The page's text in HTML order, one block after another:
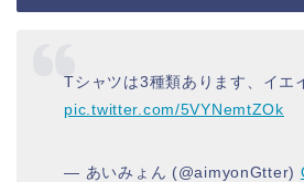
Tシャツは3種類あります、イエ
pic.twitter.com/5VYNemtZOk
— あいみょん (@aimyonGtter)